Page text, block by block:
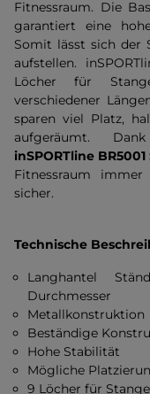
Fitnessraum. Die
garantiert eine
Somit lässt sich der
aufstellen.
Löcher für
verschiedener
sparen viel Platz,
aufgeräumt.
inSPORTline
Fitnessraum
sicher.
Technische
Langhantel
Durchmesser
Metallkonstruktion
Beständige
Hohe Stabilität
Mögliche
9 Löcher für